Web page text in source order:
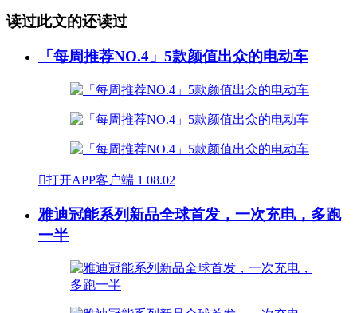
读过此文的还读过
「每周推荐NO.4」5款颜值出众的电动车
打开APP客户端 1 08.02
雅迪冠能系列新品全球首发，一次充电，多跑
一半